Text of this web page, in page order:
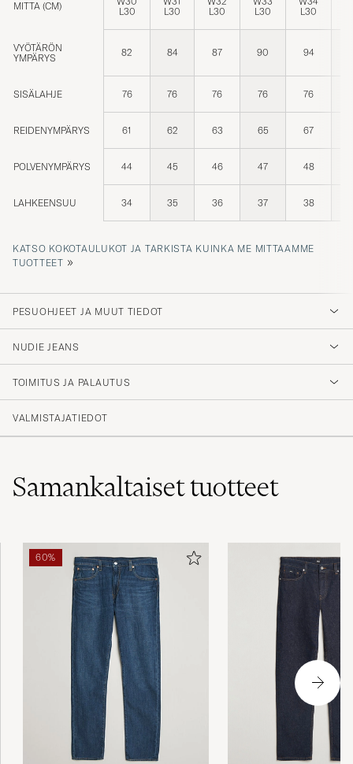
MITTA (CM)
L30
L30
L30
L30
L30
VYÖTÄRÖN
YMPÄRYS
82 84 87 90 94
SISÄLAHJE 76 76 76 76 76
REIDENYMPÄRYS 61 62 63 65 67
POLVENYMPÄRYS 44 45 46 47 48
LAHKEENSUU 34 35 36 37 38
KATSO KOKOTAULUKOT JA TARKISTA KUINKA ME MITTAAMME
TUOTTEET »
PESUOHJEET JA MUUT TIEDOT
NUDIE JEANS
TOIMITUS JA PALAUTUS
VALMISTAJATIEDOT
Samankaltaisettuotteet
60%